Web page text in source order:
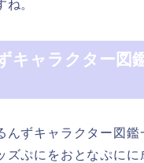
。
キャラクター図
んずキャラクター図鑑
ズぷにをおとなぷにに